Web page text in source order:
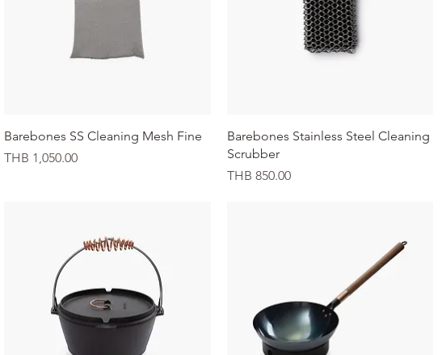
クイックビュー
Barebones SS Cleaning Mesh Fine
価格
THB 1,050.00
クイックビュー
Barebones Stainless Steel Cleaning
Scrubber
価格
THB 850.00